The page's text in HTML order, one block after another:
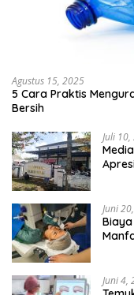
Agustus 15, 2025
5 Cara Praktis
Bersih
Juli
Juni
Juni 4,